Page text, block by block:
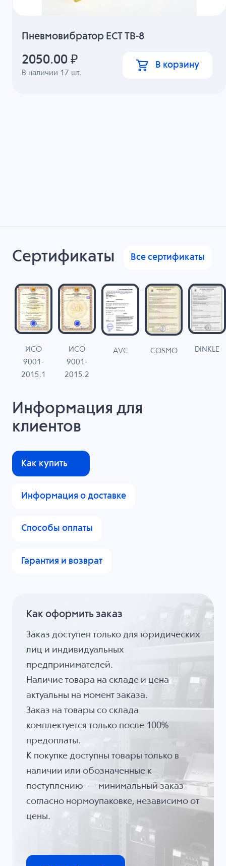
Пневмовибратор ECT ТВ-8
В наличии 17 шт.
2050.00 ₽ В корзину
Сертификаты Все сертификаты
ИСО
9001-
2015.1
ИСО
9001-
2015.2
AVC COSMO DINKLE
Информация для
клиентов
Как купить
Информация о доставке
Способы оплаты
Гарантия и возврат
Как оформить заказ
Заказ доступен только для юридических
лиц и индивидуальных
предпринимателей.
Наличие товара на складе и цена
актуальны на момент заказа.
Заказ на товары со склада
комплектуется только после 100%
предоплаты.
К покупке доступны товары только в
наличии или обозначенные к
поступлению — минимальный заказ
согласно нормоупаковке, независимо от
цены.